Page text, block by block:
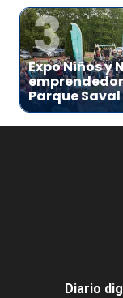
3
Expo Niños y
Parque
Diario